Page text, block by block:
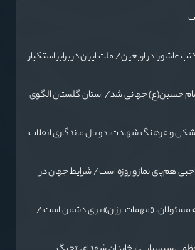
عاشورا در اربعین/ ملت ایران در برابر استکبار
حسین(ع) جهانی شد/ استان گلستان الگوی
و فرهنگ شهادت، دو بال ماندگاری انقلاب
هم‌پای نماز و روزه است/ شرایط جهان در
مسئولان، «مهمات ارزان» برای دشمن است /